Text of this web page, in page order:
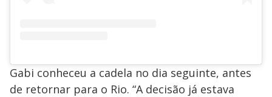
Gabi conheceu a cadela no dia seguinte, antes
de retornar para o Rio. “A decisão já estava